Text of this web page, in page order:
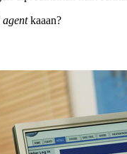
agentkaaan?